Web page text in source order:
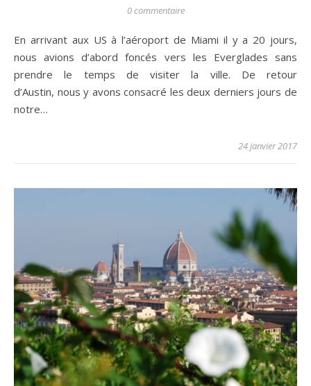
0 commentaire
En arrivant aux US à l’aéroport de Miami il y a 20 jours,
nous avions d’abord foncés vers les Everglades sans
prendre le temps de visiter la ville. De retour
d’Austin, nous y avons consacré les deux derniers jours de
notre…
24 janvier 2017